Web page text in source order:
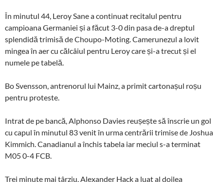
În minutul 44, Leroy Sane a continuat recitalul pentru
campioana Germaniei și a făcut 3-0 din pasa de-a dreptul
splendidă trimisă de Choupo-Moting. Camerunezul a lovit
mingea în aer cu călcâiul pentru Leroy care și-a trecut și el
numele pe tabelă.
Bo Svensson, antrenorul lui Mainz, a primit cartonașul roșu
pentru proteste.
Intrat de pe bancă, Alphonso Davies reușește să înscrie un gol
cu capul în minutul 83 venit în urma centrării trimise de Joshua
Kimmich. Canadianul a închis tabela iar meciul s-a terminat
M05 0-4 FCB.
Trei minute mai târziu, Alexander Hack a luat al doilea